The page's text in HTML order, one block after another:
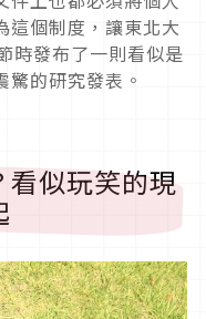
這個制度，讓東北大
時發布了一則看似是
的研究發表。
看似玩笑的現